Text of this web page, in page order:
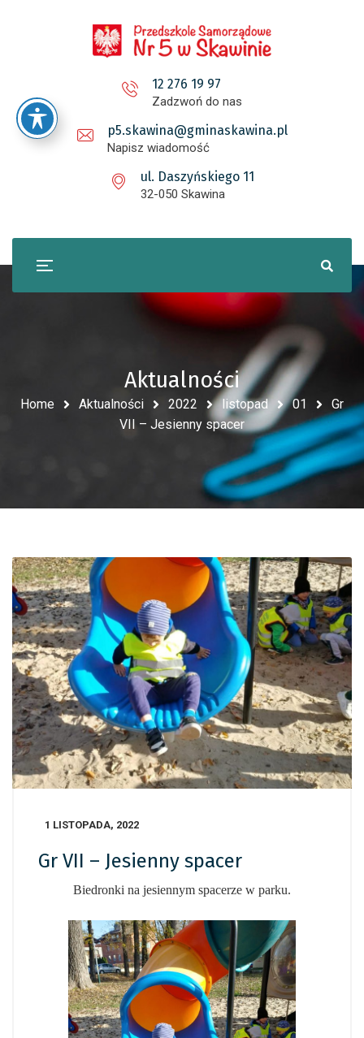
12 276 19 97
Zadzwoń do nas
p5.skawina@gminaskawina.pl
Napisz wiadomość
ul. Daszyńskiego 11
32-050 Skawina
Aktualności
Home Aktualności 2022 listopad 01
Gr
VII – Jesienny spacer
1 LISTOPADA, 2022
Gr VII – Jesienny spacer
Biedronki na jesiennym spacerze w parku.